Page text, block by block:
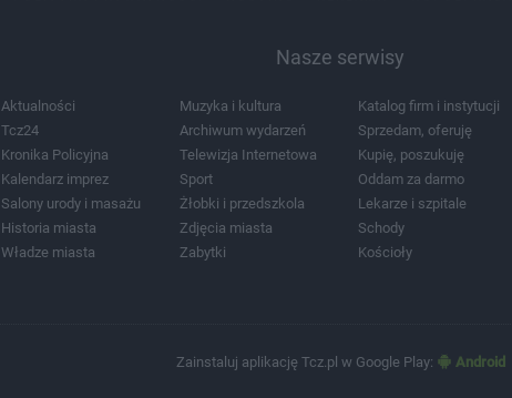
Nasze serwisy
Aktualności
Tcz24
Kronika Policyjna
Kalendarz imprez
Salony urody i masażu
Historia miasta
Władze miasta
Muzyka i kultura
Archiwum wydarzeń
Telewizja Internetowa
Sport
Żłobki i przedszkola
Zdjęcia miasta
Zabytki
Katalog firm i instytucji
Sprzedam, oferuję
Kupię, poszukuję
Oddam za darmo
Lekarze i szpitale
Schody
Kościoły
Zainstaluj aplikację Tcz.pl w Google Play: Android